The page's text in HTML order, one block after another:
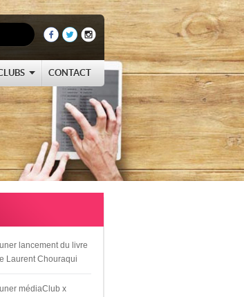
CONTACT
lancement du livre
Laurent Chouraqui
médiaClub x